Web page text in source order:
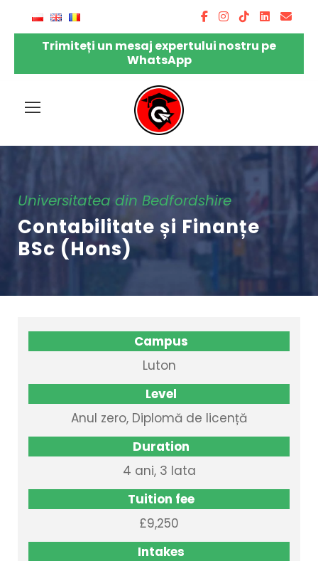
Trimiteți un mesaj expertului nostru pe
WhatsApp
Universitatea din Bedfordshire
Contabilitate și Finanțe
BSc (Hons)
Campus
Luton
Level
Anul zero, Diplomă de licență
Duration
4 ani, 3 lata
Tuition fee
£9,250
Intakes